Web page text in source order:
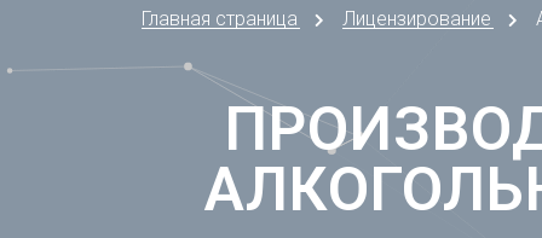
В
Главная страница Лицензирование